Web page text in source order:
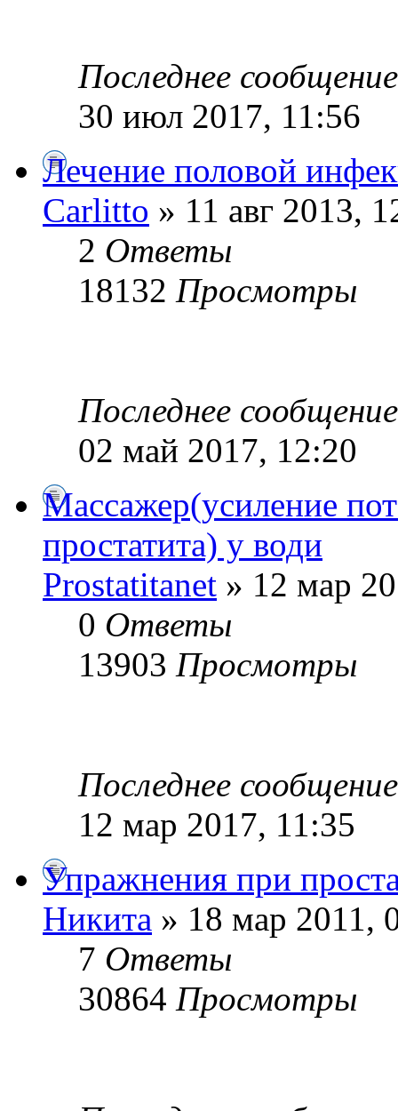
Последнее
30 июл 2017, 11:56
Лечение половой
Carlitto » 11 авг 2013,
2 Ответы
18132 Просмотры
Последнее
02 май 2017, 12:20
Массажер(усиление
простатита) у води
Prostatitanet » 12 мар
0 Ответы
13903 Просмотры
Последнее
12 мар 2017, 11:35
Упражнения при
Никита » 18 мар 2011,
7 Ответы
30864 Просмотры